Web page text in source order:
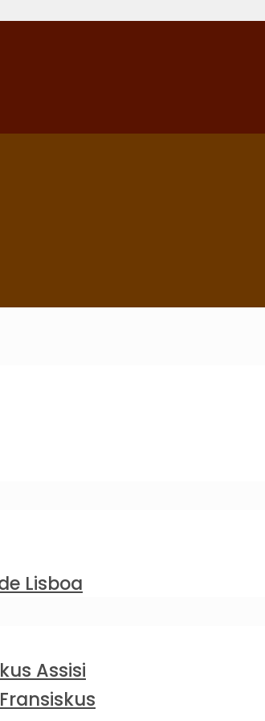
Lisboa
Assisi